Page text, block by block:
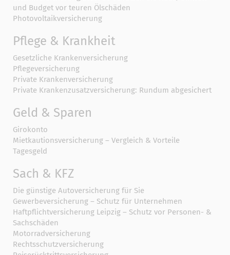
und Budget vor teuren Ölschäden
Photovoltaikversicherung
Pflege & Krankheit
Gesetzliche Krankenversicherung
Pflegeversicherung
Private Krankenversicherung
Private Krankenzusatzversicherung: Rundum abgesichert
Geld & Sparen
Girokonto
Mietkautionsversicherung – Vergleich & Vorteile
Tagesgeld
Sach & KFZ
Die günstige Autoversicherung für Sie
Gewerbeversicherung – Schutz für Unternehmen
Haftpflichtversicherung Leipzig – Schutz vor Personen- &
Sachschäden
Motorradversicherung
Rechtsschutzversicherung